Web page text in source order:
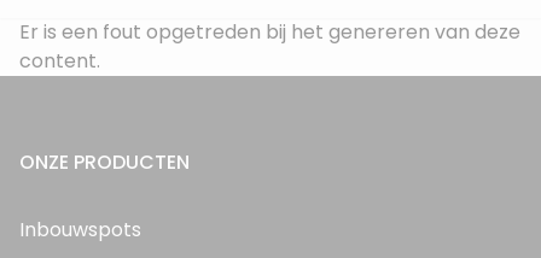
Er is een fout opgetreden bij het genereren van deze
content.
ONZE PRODUCTEN
Inbouwspots